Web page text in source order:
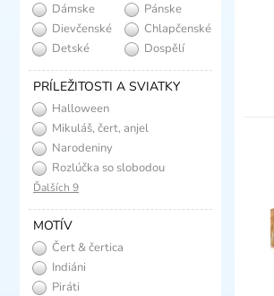
Dámske
Pánske
Dievčenské
Chlapčenské
Detské
Dospělí
PRÍLEŽITOSTI A SVIATKY
Halloween
Mikuláš, čert, anjel
Narodeniny
Rozlúčka so slobodou
Ďalších 9
MOTÍV
Čert & čertica
Indiáni
Piráti